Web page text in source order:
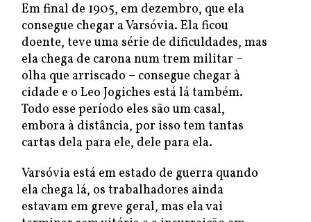
Em final de 1905, em dezembro, que ela
consegue chegar a Varsóvia. Ela ficou
doente, teve uma série de dificuldades, mas
ela chega de carona num trem militar –
olha que arriscado – consegue chegar à
cidade e o Leo Jogiches está lá também.
Todo esse período eles são um casal,
embora à distância, por isso tem tantas
cartas dela para ele, dele para ela.
Varsóvia está em estado de guerra quando
ela chega lá, os trabalhadores ainda
estavam em greve geral, mas ela vai